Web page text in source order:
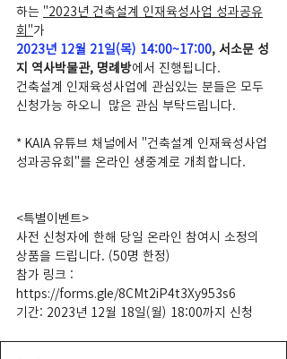
하는 "2023년 건축설계 인재육성사업 성과공유
회"가
2023년 12월 21일(목) 14:00~17:00, 서소문 성
지 역사박물관, 명례방에서 진행됩니다.
건축설계 인재육성사업에 관심있는 분들은 모두
신청가능 하오니  많은 관심 부탁드립니다.
* KAIA 유튜브 채널에서 "건축설계 인재육성사업
성과공유회"를 온라인 생중계로 개최합니다.
<특별이벤트>
사전 신청자에 한해 당일 온라인 참여시 소정의
상품을 드립니다. (50명 한정)
참가 링크 :
https://forms.gle/8CMt2iP4t3Xy953s6
기간: 2023년 12월 18일(월) 18:00까지 신청